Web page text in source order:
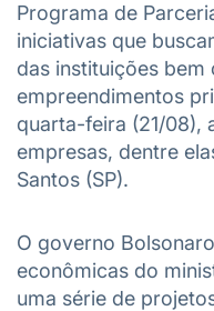
Programa de
iniciativas que
das instituições
empreendimentos
quarta-feira (21/08),
empresas, dentre
Santos (SP).
O governo
econômicas do
uma série de